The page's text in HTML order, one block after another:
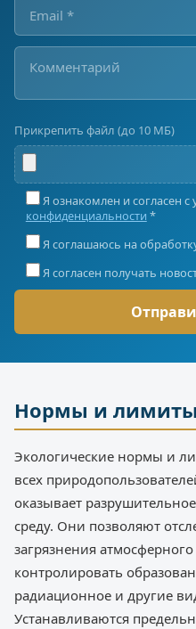
Прикрепить файл (до 10 МБ)
Я ознакомлен и согласен с
конфиденциальности *
Я соглашаюсь на
Я согласен получать
Нормы и лимиты
Экологические нормы и
всех
оказывает
среду. Они позволяют
загрязнения
контролировать
радиационное и другие
Устанавливаются